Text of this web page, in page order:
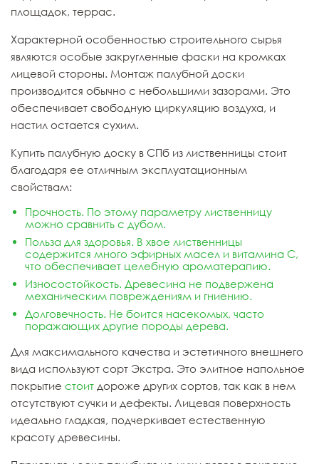
площадок, террас.
Характерной особенностью строительного сырья
являются особые закругленные фаски на кромках
лицевой стороны. Монтаж палубной доски
производится обычно с небольшими зазорами. Это
обеспечивает свободную циркуляцию воздуха, и
настил остается сухим.
Купить палубную доску в СПб из лиственницы стоит
благодаря ее отличным эксплуатационным
свойствам:
Прочность. По этому параметру лиственницу
можно сравнить с дубом.
Польза для здоровья. В хвое лиственницы
содержится много эфирных масел и витамина С,
что обеспечивает целебную ароматерапию.
Износостойкость. Древесина не подвержена
механическим повреждениям и гниению.
Долговечность. Не боится насекомых, часто
поражающих другие породы дерева.
Для максимального качества и эстетичного внешнего
вида используют сорт Экстра. Это элитное напольное
покрытие стоит дороже других сортов, так как в нем
отсутствуют сучки и дефекты. Лицевая поверхность
идеально гладкая, подчеркивает естественную
красоту древесины.